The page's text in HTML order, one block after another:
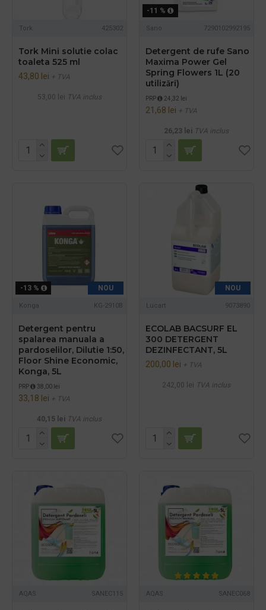
Tork 425302
Tork Mini solutie colac
toaleta 525 ml
43,80 lei + TVA
53,00 lei TVA inclus
-11 %
Sano 7290102992195
Detergent de rufe Sano
Maxima Power Gel
Spring Flowers 1L (20
utilizări)
PRP 24,32 lei
21,68 lei + TVA
26,23 lei TVA inclus
NOU
-13 %
Konga KG-2910B
Detergent pentru
spalarea manuala a
pardoselilor, Dilutie 1:50,
Floor Shine Economic,
Konga, 5L
PRP 38,00 lei
33,18 lei + TVA
40,15 lei TVA inclus
NOU
Lucart 9073890
ECOLAB BACSURF EL
300 DETERGENT
DEZINFECTANT, 5L
200,00 lei + TVA
242,00 lei TVA inclus
AQAS SANEC115 AQAS SANEC068